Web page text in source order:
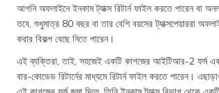
আপনি অফলাইনে ইনকাম ট্যাক্স রিটার্ন ফাইল করতে পারেন বা
তবে, শুধুমাত্র 80 বছর বা তার বেশি বয়সের ট্যাক্সপেয়াররা
করার বিকল্প বেছে নিতে পারেন।
এই ব্যক্তিরা, তাই, সহজেই একটি কাগজের আইটিআর-2 ফর্ম
বার-কোডেড রিটার্নের মাধ্যমে রিটার্ন ফাইল করতে পারেন।